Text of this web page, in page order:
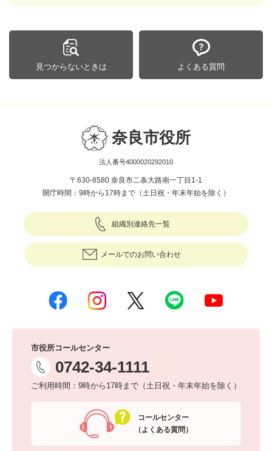
見つからないときは よくある質問
奈良市役所
法人番号4000020292010
〒630-8580 奈良市二条大路南一丁目1-1
開庁時間：9時から17時まで（土日祝・年末年始を除く）
組織別連絡先一覧
メールでのお問い合わせ
市役所コールセンター
0742-34-1111
ご利用時間：9時から17時まで（土日祝・年末年始を除く）
コールセンター
（よくある質問）